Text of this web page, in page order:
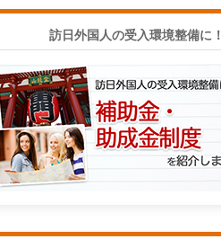
訪日外国人の受入環境整備に！